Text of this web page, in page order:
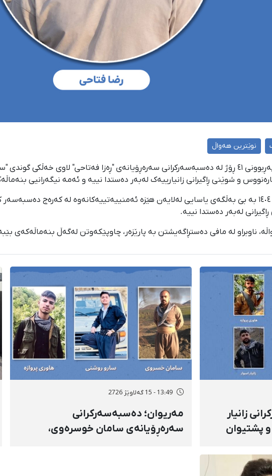
نوێترین هەواڵ
۲٨ی ڕێبەندانی ۱۴۰۴؛ سەرەڕای تێپەڕبوونی ٤١ ڕۆژ لە دەسبەسەرکرانی سەرەڕۆیانەی "ڕەزا فەتاحی"
و شوێنی ڕاگیرانی زانیارییەک لەبەر دەستدا نییە و ئەمە نیگەرانیی
"ڕەزا فەتاحی" ڕۆژی ١٨ی ڕێبەندانی ١٤٠٤ بە بێ بەڵگەی یاسایی لەلایەن هێزە ئەمنییەتییەکانەوە لە
لەبەر دەستدا نییە.
ناوبراو لە مافی دەستڕاگەیشتن بە پارێزەر، چاوپێکەوتن لەگەڵ بنەماڵەکەی
زانیار
و پشتیوان
بۆ شەش
13:49 - 15 گەلاوێژ 2726
مەریوان؛ دەسبەسەرکرانی
سەرەڕۆیانەی سامان خوسرەوی،